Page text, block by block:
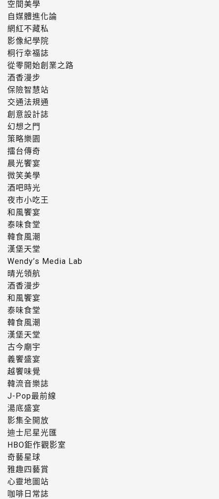
空間美學
自媒體進化論
網紅不藏私
影像紀學院
桐行幸福誌
從零開始創業之路
酒香漫步
保險智慧站
交通法規通
創意設計誌
幻想之門
策略樂園
擂台傳奇
晨光饗宴
微笑美學
酒吧時光
夜市小吃王
和風饗宴
泰味食堂
韓食風潮
漢堡天堂
Wendy’s Media Lab
晴光領航
酒香漫步
和風饗宴
泰味食堂
韓食風潮
漢堡天堂
古今廟宇
義饗盛宴
越饗味覺
韓流音樂誌
J-Pop最前線
湯底盛宴
影集全開放
迪士尼星光匯
HBO鉅作觀影室
奇藝星球
雅趣四藝賞
心靈地圖站
咖啡日常誌